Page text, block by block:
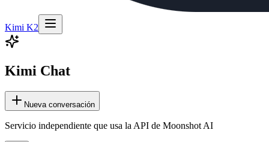
Kimi K2
Kimi Chat
Nueva conversación
Servicio independiente que usa la API de Moonshot AI